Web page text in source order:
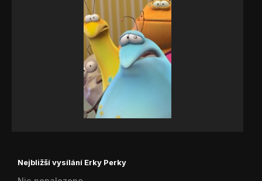
Nejbližší vysílání Erky Perky